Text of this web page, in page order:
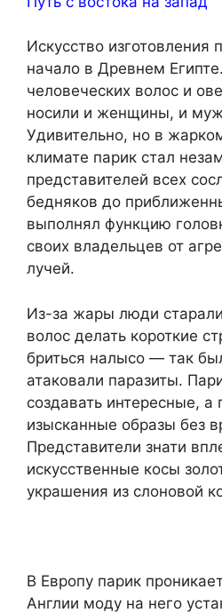
Искусство изготовления
начало в Древнем
человеческих волос и
носили и женщины, и
Удивительно, но в
климате парик стал
представителей всех
бедняков до
выполнял функцию
своих владельцев от
лучей.
Из-за жары люди
волос делать короткие
бриться налысо — так
атаковали паразиты.
создавать интересные, а
изысканные образы без
Представители знати
искусственные косы
украшения из слоновой
В Европу парик
Англии моду на него